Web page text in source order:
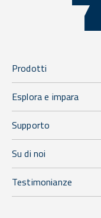
Prodotti
Esplora e impara
Supporto
Su di noi
Testimonianze